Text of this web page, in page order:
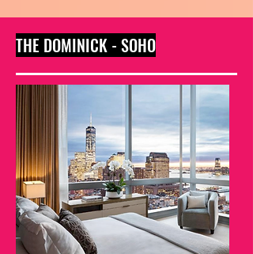
THE DOMINICK - SOHO